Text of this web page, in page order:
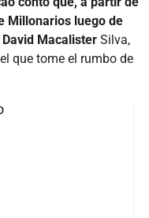
Millonarios luego de
Macalister Silva,
que tome el rumbo de